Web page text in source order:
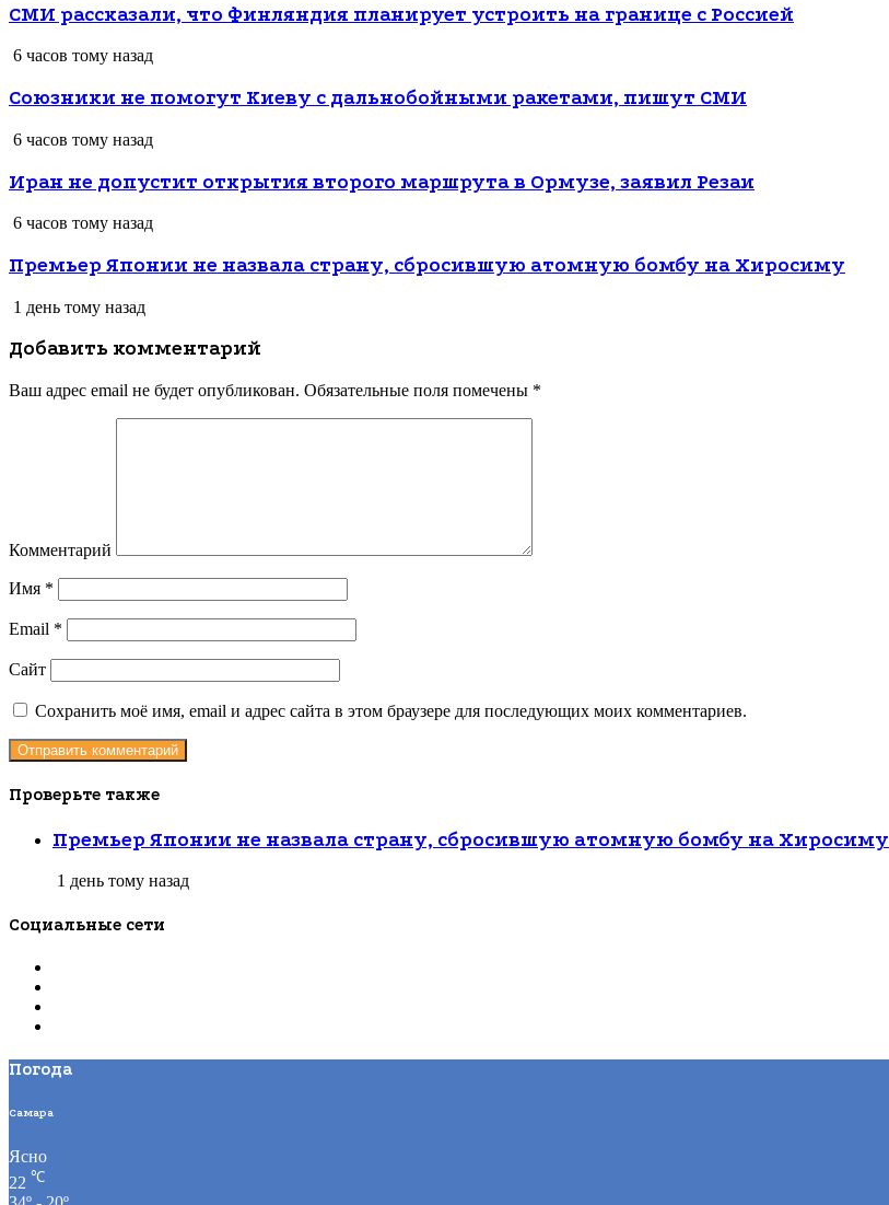
СМИ рассказали, что Финляндия планирует устроить на границе с Россией
6 часов тому назад
Союзники не помогут Киеву с дальнобойными ракетами, пишут СМИ
6 часов тому назад
Иран не допустит открытия второго маршрута в Ормузе, заявил Резаи
6 часов тому назад
Премьер Японии не назвала страну, сбросившую атомную бомбу на Хиросиму
1 день тому назад
Добавить комментарий
Ваш адрес email не будет опубликован. Обязательные поля помечены *
Комментарий
Имя *
Email *
Сайт
Сохранить моё имя, email и адрес сайта в этом браузере для последующих моих комментариев.
Проверьте также
ЗакрытьПремьер Японии не назвала страну, сбросившую атомную бомбу на Хиросиму
1 день тому назад
Социальные сети
Погода
Самара
Ясно
22 ℃